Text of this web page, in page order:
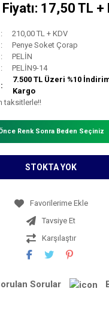
17,50 TL +
210,00 TL + KDV
Penye Soket Çorap
PELİN
PELİN9-14
7.500 TL Üzeri %10
Kargo
taksitlerle!!
Renk Sonra Beden Seçiniz
STOKTA YOK
Tavsiye Et
Karşılaştır
Sorular